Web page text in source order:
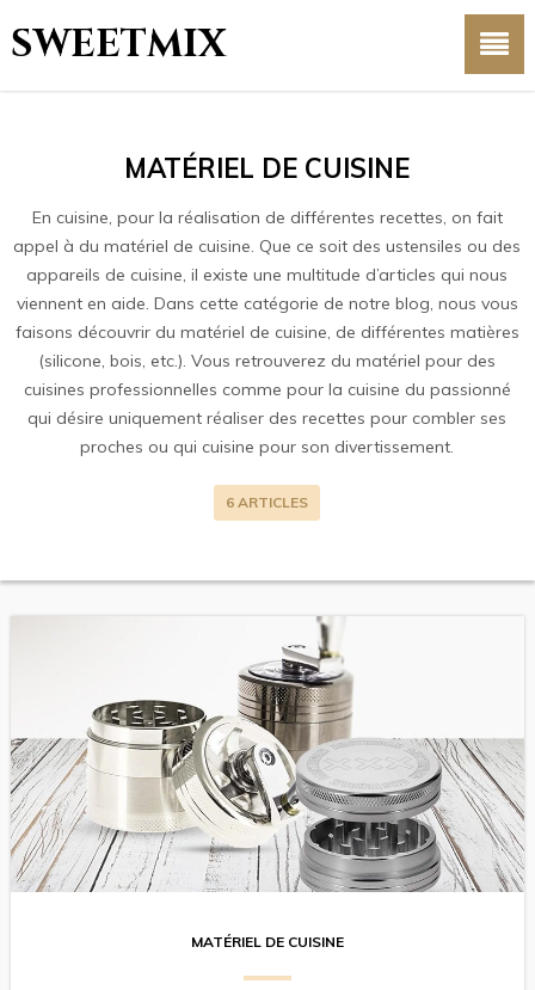
SWEETMIX
MATÉRIEL DE CUISINE
En cuisine, pour la réalisation de différentes recettes, on fait
appel à du matériel de cuisine. Que ce soit des ustensiles ou des
appareils de cuisine, il existe une multitude d’articles qui nous
viennent en aide. Dans cette catégorie de notre blog, nous vous
faisons découvrir du matériel de cuisine, de différentes matières
(silicone, bois, etc.). Vous retrouverez du matériel pour des
cuisines professionnelles comme pour la cuisine du passionné
qui désire uniquement réaliser des recettes pour combler ses
proches ou qui cuisine pour son divertissement.
6 ARTICLES
MATÉRIEL DE CUISINE